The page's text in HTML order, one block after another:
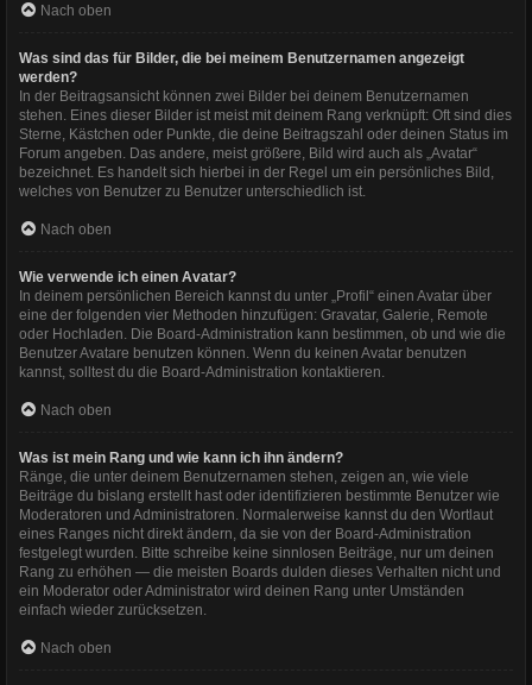
Nach oben
Was sind das für Bilder, die bei meinem Benutzernamen angezeigt
werden?
In der Beitragsansicht können zwei Bilder bei deinem Benutzernamen
stehen. Eines dieser Bilder ist meist mit deinem Rang verknüpft: Oft sind dies
Sterne, Kästchen oder Punkte, die deine Beitragszahl oder deinen Status im
Forum angeben. Das andere, meist größere, Bild wird auch als „Avatar“
bezeichnet. Es handelt sich hierbei in der Regel um ein persönliches Bild,
welches von Benutzer zu Benutzer unterschiedlich ist.
Nach oben
Wie verwende ich einen Avatar?
In deinem persönlichen Bereich kannst du unter „Profil“ einen Avatar über
eine der folgenden vier Methoden hinzufügen: Gravatar, Galerie, Remote
oder Hochladen. Die Board-Administration kann bestimmen, ob und wie die
Benutzer Avatare benutzen können. Wenn du keinen Avatar benutzen
kannst, solltest du die Board-Administration kontaktieren.
Nach oben
Was ist mein Rang und wie kann ich ihn ändern?
Ränge, die unter deinem Benutzernamen stehen, zeigen an, wie viele
Beiträge du bislang erstellt hast oder identifizieren bestimmte Benutzer wie
Moderatoren und Administratoren. Normalerweise kannst du den Wortlaut
eines Ranges nicht direkt ändern, da sie von der Board-Administration
festgelegt wurden. Bitte schreibe keine sinnlosen Beiträge, nur um deinen
Rang zu erhöhen — die meisten Boards dulden dieses Verhalten nicht und
ein Moderator oder Administrator wird deinen Rang unter Umständen
einfach wieder zurücksetzen.
Nach oben